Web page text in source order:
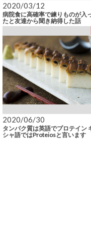
2020/03/12
病院食に高確率で練りものが入
たと友達から聞き納得した話
2020/06/30
タンパク質は英語でプロテイン
シャ語ではProteiosと言います